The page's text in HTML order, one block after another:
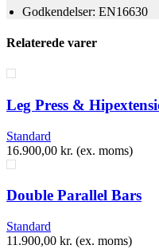
Godkendelser: EN16630
Relaterede varer
Leg Press &
Standard
16.900,00 kr. (ex. moms)
Double Parallel Bars
Standard
11.900,00 kr. (ex. moms)